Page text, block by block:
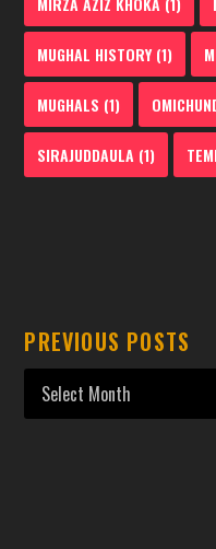
MUGHAL HISTORY(1)
MUGHALS (1)
SIRAJUDDAULA (1)
PREVIOUS POSTS